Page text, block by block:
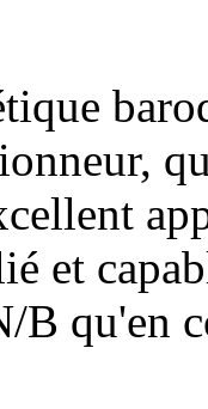
et
B qu'en